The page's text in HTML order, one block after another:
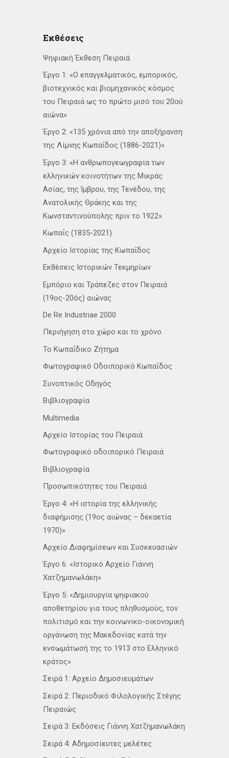
Εκθέσεις
Ψηφιακή Έκθεση Πειραιά
Έργο 1: «Ο επαγγελματικός, εμπορικός,
βιοτεχνικός και βιομηχανικός κόσμος
του Πειραιά ως το πρώτο μισό του 20ού
αιώνα»
Έργο 2: «135 χρόνια από την αποξήρανση
της Λίμνης Κωπαΐδος (1886-2021)»
Έργο 3: «Η ανθρωπογεωγραφία των
ελληνικών κοινοτήτων της Μικράς
Ασίας, της Ίμβρου, της Τενέδου, της
Ανατολικής Θράκης και της
Κωνσταντινούπολης πριν το 1922»
Κωπαΐς (1835-2021)
Αρχείο Ιστορίας της Κωπαΐδος
Εκθέσεις Ιστορικών Τεκμηρίων
Εμπόριο και Τράπεζες στον Πειραιά
(19ος-20ός) αιώνας
De Re Industriae 2000
Περιήγηση στο χώρο και το χρόνο
Το Κωπαΐδικο Ζήτημα
Φωτογραφικό Οδοιπορικό Κωπαΐδος
Συνοπτικός Οδηγός
Βιβλιογραφία
Multimedia
Αρχείο Ιστορίας του Πειραιά
Φωτογραφικό οδοιπορικό Πειραιά
Βιβλιογραφία
Προσωπικότητες του Πειραιά
Έργο 4: «Η ιστορία της ελληνικής
διαφήμισης (19ος αιώνας – δεκαετία
1970)»
Αρχείο Διαφημίσεων και Συσκευασιών
Έργο 6: «Ιστορικό Αρχείο Γιάννη
Χατζημανωλάκη»
Έργο 5: «Δημιουργία ψηφιακού
αποθετηρίου για τους πληθυσμούς, τον
πολιτισμό και την κοινωνικο-οικονομική
οργάνωση της Μακεδονίας κατά την
ενσωμάτωσή της το 1913 στο Ελληνικό
κράτος»
Σειρά 1: Αρχείο Δημοσιευμάτων
Σειρά 2: Περιοδικό Φιλολογικής Στέγης
Πειραιώς
Σειρά 3: Εκδόσεις Γιάννη Χατζημανωλάκη
Σειρά 4: Αδημοσίευτες μελέτες